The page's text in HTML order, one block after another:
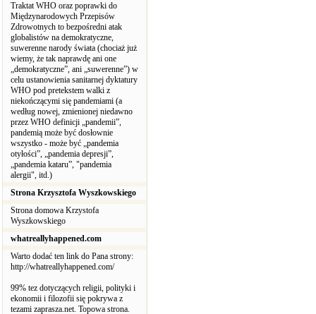
Traktat WHO oraz poprawki do
Międzynarodowych Przepisów
Zdrowotnych to bezpośredni atak
globalistów na demokratyczne,
suwerenne narody świata (chociaż już
wiemy, że tak naprawdę ani one
„demokratyczne”, ani „suwerenne”) w
celu ustanowienia sanitarnej dyktatury
WHO pod pretekstem walki z
niekończącymi się pandemiami (a
według nowej, zmienionej niedawno
przez WHO definicji „pandemii”,
pandemią może być dosłownie
wszystko - może być „pandemia
otyłości”, „pandemia depresji”,
„pandemia kataru”, "pandemia
alergii", itd.)
Strona Krzysztofa Wyszkowskiego
Strona domowa Krzystofa
Wyszkowskiego
whatreallyhappened.com
Warto dodać ten link do Pana strony:
http://whatreallyhappened.com/
99% tez dotyczących religii, polityki i
ekonomii i filozofii się pokrywa z
tezami zaprasza.net. Topowa strona.